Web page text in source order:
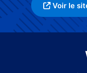
Voir le